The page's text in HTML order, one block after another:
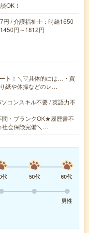
OK！
/ 介護福祉士：時給1650
円～1812円
ト！＼▽具体的には…・買
紙や体操などのレ…
コンスキル不要 / 英語力不
・ブランクOK★履歴書不
社会保険完備＼…
代 50代
60代
男性